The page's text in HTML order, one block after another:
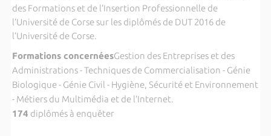
des Formations et de l’Insertion Professionnelle de
l’Université de Corse sur les diplômés de DUT 2016 de
l’Université de Corse.
Formations concernéesGestion des Entreprises et des
Administrations - Techniques de Commercialisation - Génie
Biologique - Génie Civil - Hygiène, Sécurité et Environnement
- Métiers du Multimédia et de l’Internet.
174 diplômés à enquêter